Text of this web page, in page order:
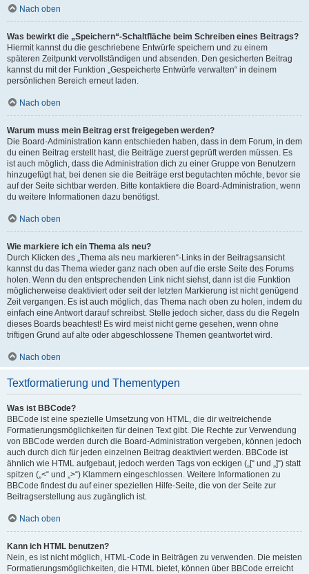
Nach oben
Was bewirkt die „Speichern“-Schaltfläche beim Schreiben eines Beitrags?
Hiermit kannst du die geschriebene Entwürfe speichern und zu einem
späteren Zeitpunkt vervollständigen und absenden. Den gesicherten Beitrag
kannst du mit der Funktion „Gespeicherte Entwürfe verwalten“ in deinem
persönlichen Bereich erneut laden.
Nach oben
Warum muss mein Beitrag erst freigegeben werden?
Die Board-Administration kann entschieden haben, dass in dem Forum, in dem
du einen Beitrag erstellt hast, die Beiträge zuerst geprüft werden müssen. Es
ist auch möglich, dass die Administration dich zu einer Gruppe von Benutzern
hinzugefügt hat, bei denen sie die Beiträge erst begutachten möchte, bevor sie
auf der Seite sichtbar werden. Bitte kontaktiere die Board-Administration, wenn
du weitere Informationen dazu benötigst.
Nach oben
Wie markiere ich ein Thema als neu?
Durch Klicken des „Thema als neu markieren“-Links in der Beitragsansicht
kannst du das Thema wieder ganz nach oben auf die erste Seite des Forums
holen. Wenn du den entsprechenden Link nicht siehst, dann ist die Funktion
möglicherweise deaktiviert oder seit der letzten Markierung ist nicht genügend
Zeit vergangen. Es ist auch möglich, das Thema nach oben zu holen, indem du
einfach eine Antwort darauf schreibst. Stelle jedoch sicher, dass du die Regeln
dieses Boards beachtest! Es wird meist nicht gerne gesehen, wenn ohne
triftigen Grund auf alte oder abgeschlossene Themen geantwortet wird.
Nach oben
Textformatierung und Thementypen
Was ist BBCode?
BBCode ist eine spezielle Umsetzung von HTML, die dir weitreichende
Formatierungsmöglichkeiten für deinen Text gibt. Die Rechte zur Verwendung
von BBCode werden durch die Board-Administration vergeben, können jedoch
auch durch dich für jeden einzelnen Beitrag deaktiviert werden. BBCode ist
ähnlich wie HTML aufgebaut, jedoch werden Tags von eckigen („[“ und „]“) statt
spitzen („<“ und „>“) Klammern eingeschlossen. Weitere Informationen zu
BBCode findest du auf einer speziellen Hilfe-Seite, die von der Seite zur
Beitragserstellung aus zugänglich ist.
Nach oben
Kann ich HTML benutzen?
Nein, es ist nicht möglich, HTML-Code in Beiträgen zu verwenden. Die meisten
Formatierungsmöglichkeiten, die HTML bietet, können über BBCode erreicht